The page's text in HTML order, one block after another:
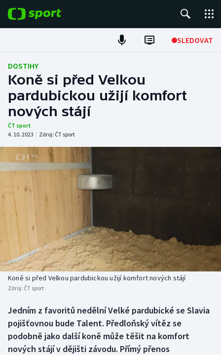
SLEDOVAT
Fotbal
Hokej
Tenis
Atletika
Cyklistika
DALŠÍ SPORTY
Americký fotbal
Baseball a softbal
Basketbal
Biatlon
Box
Curling
NEPŘEHLÉDNĚTE
Soutěže
Historické návraty
Aplikace ČT sport
DOSTIHY
Koně si před Velkou
pardubickou užijí komfort
nových stájí
ČT sport
4. 10. 2023 | Zdroj: ČT sport
Koně si před Velkou pardubickou užijí komfort nových stájí
Zdroj: ČT sport
Jedním z favoritů nedělní Velké pardubické se Slavia
pojišťovnou bude Talent. Předloňský vítěz se
podobně jako další koně může těšit na komfort
nových stájí v dějišti závodu. Přímý přenos